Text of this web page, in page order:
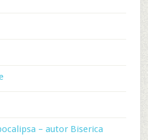
– autor Biserica